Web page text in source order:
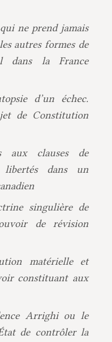
ne prend jamais
autres formes de
dans la France
d’un échec.
de Constitution
aux clauses de
dans un
singulière de
de révision
matérielle et
constituant aux
Arrighi ou le
de contrôler la